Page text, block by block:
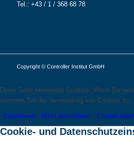
Tel.: +43 / 1 / 368 68 78
Copyright © Controller Institut GmbH
Diese Seite verwendet Cookies. Wenn Sie
stimmen Sie der Verwendung von Cookies zu.
Zustimmen Nicht zustimmen
Cookie- und